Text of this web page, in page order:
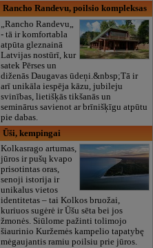
Rancho Randevu, poilsio kompleksas
„Rancho Randevu„
- tā ir komfortabla
atpūta gleznainā
Latvijas nostūrī, kur
satek Pērses un
diženās Daugavas ūdeņi.&nbsp;Tā ir
arī unikāla iespēja kāzu, jubileju
svinības, lietišķās tikšanās un
seminārus savienot ar brīnišķīgu atpūtu
pie dabas.
Ūši, kempingai
Kolkasrago artumas,
jūros ir pušų kvapo
prisotintas oras,
senoji istorija ir
unikalus vietos
identitetas – tai Kolkos bruožai,
kuriuos sugėrė ir Ūšu sēta bei jos
žmonės. Siūlome pažinti tolimojo
šiaurinio Kuržemės kampelio tapatybę
mėgaujantis ramiu poilsiu prie jūros.